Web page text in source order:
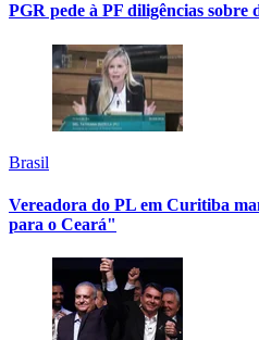
PGR pede à PF diligências
Brasil
Vereadora do PL em Curitiba
para o Ceará"